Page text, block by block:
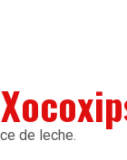
de leche.